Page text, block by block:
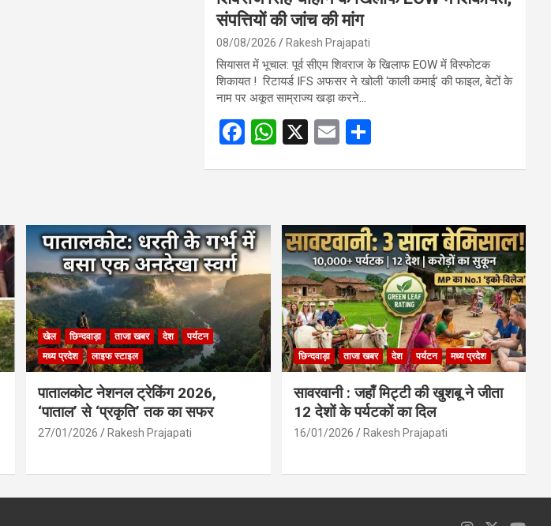
संपत्तियों की जांच की मांग
08/08/2026 Rakesh Prajapati
सियासत में भूचाल: पूर्व सीएम शिवराज के खिलाफ EOW में विस्फोटक
शिकायत ! रिटायर्ड IFS अफसर ने खोली ‘काली कमाई’ की फाइल, बेटों के
नाम पर अकूत साम्राज्य खड़ा करने…
F
o
o
k
W
A
p
p
X
E
खेल छिन्दवाड़ा ताजा खबर देश
पर्यटन
मध्य प्रदेश
लाइफ स्टाइल
पातालकोट नेशनल ट्रेकिंग 2026,
‘पाताल’ से ‘प्रकृति’ तक का सफर
27/01/2026 Rakesh Prajapati
छिन्दवाड़ा ताजा खबर देश पर्यटन मध्य प्रदेश
सावरवानी : जहाँ मिट्टी की खुशबू ने जीता
12 देशों के पर्यटकों का दिल
16/01/2026 Rakesh Prajapati